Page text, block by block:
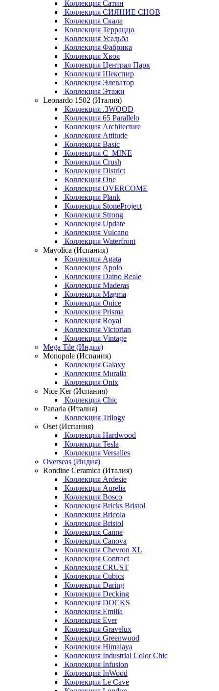
Коллекция Сатин
Коллекция СИЯНИЕ СНОВ
Коллекция Скала
Коллекция Терраццо
Коллекция Усадьба
Коллекция Фабрика
Коллекция Хвоя
Коллекция Централ Парк
Коллекция Шекспир
Коллекция Элеватор
Коллекция Этажи
Leonardo 1502 (Италия)
Коллекция .3WOOD
Коллекция 65 Parallelo
Коллекция Architecture
Коллекция Attitude
Коллекция Basic
Коллекция C_MINE
Коллекция Crush
Коллекция District
Коллекция One
Коллекция OVERCOME
Коллекция Plank
Коллекция StoneProject
Коллекция Strong
Коллекция Update
Коллекция Vulcano
Коллекция Waterfront
Mayolica (Испания)
Коллекция Agata
Коллекция Apolo
Коллекция Daino Reale
Коллекция Maderas
Коллекция Magma
Коллекция Onice
Коллекция Prisma
Коллекция Royal
Коллекция Victorian
Коллекция Vintage
Mega Tile (Индия)
Monopole (Испания)
Коллекция Galaxy
Коллекция Muralla
Коллекция Onix
Nice Ker (Испания)
Коллекция Chic
Panaria (Италия)
Коллекция Trilogy
Oset (Испания)
Коллекция Hardwood
Коллекция Tesla
Коллекция Versalles
Overseas (Индия)
Rondine Ceramica (Италия)
Коллекция Ardesie
Коллекция Aurelia
Коллекция Bosco
Коллекция Bricks Bristol
Коллекция Bricola
Коллекция Bristol
Коллекция Canne
Коллекция Canova
Коллекция Chevron XL
Коллекция Contract
Коллекция CRUST
Коллекция Cubics
Коллекция Daring
Коллекция Decking
Коллекция DOCKS
Коллекция Emilia
Коллекция Ever
Коллекция Gravelux
Коллекция Greenwood
Коллекция Himalaya
Коллекция Industrial Color Chic
Коллекция Infusion
Коллекция InWood
Коллекция Le Cave